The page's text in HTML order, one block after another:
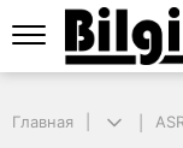
ASRock DESKMINI
Главная